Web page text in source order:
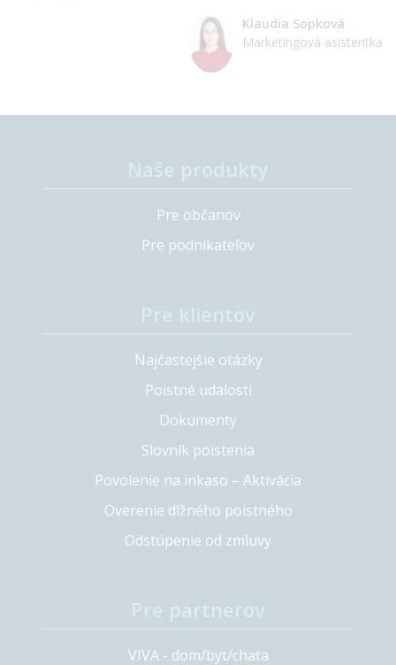
Klaudia Sopková
Marketingová asistentka
Pre občanov
Pre podnikateľov
Najčastejšie otázky
Poistné udalosti
Dokumenty
Slovník poistenia
Povolenie na inkaso – Aktivácia
Overenie dlžného poistného
Odstúpenie od zmluvy
VIVA - dom/byt/chata